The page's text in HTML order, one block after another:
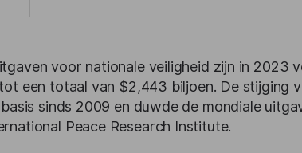
voor nationale veiligheid zijn in 2023
een totaal van $2,443 biljoen. De stijging
sinds 2009 en duwde de mondiale
Peace Research Institute.